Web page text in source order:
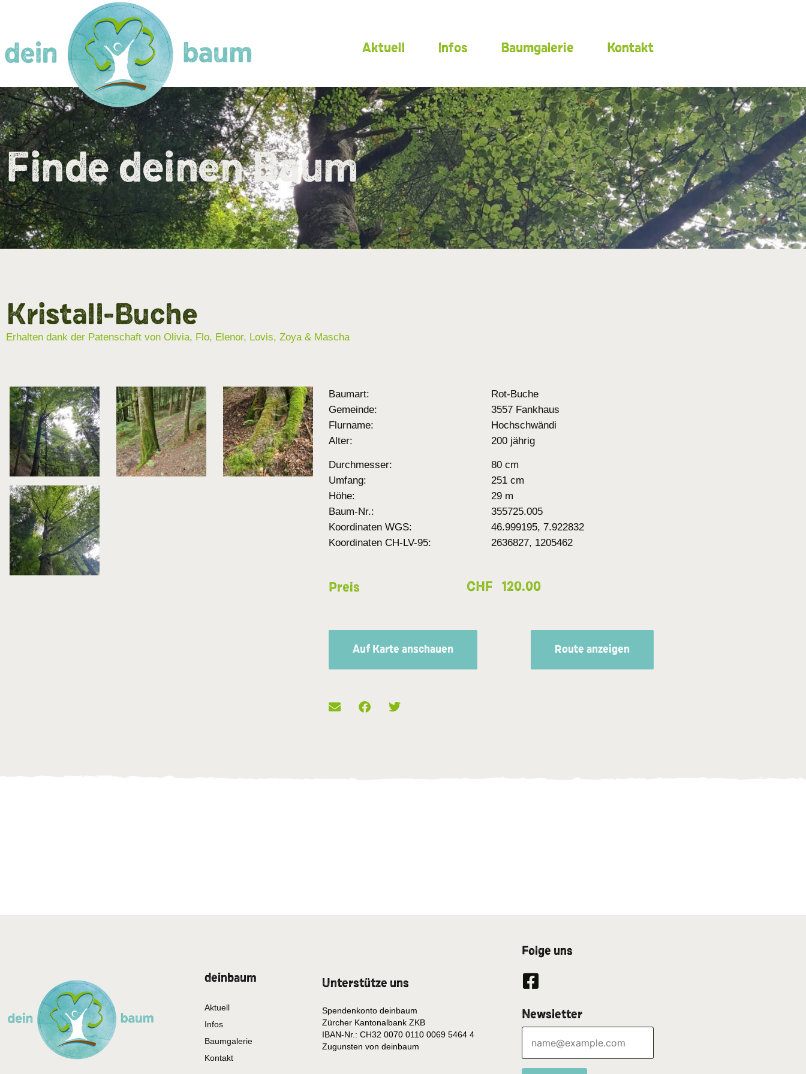
Aktuell Infos Baumgalerie Kontakt
Finde deinen Baum
Kristall-Buche
Erhalten dank der Patenschaft von Olivia, Flo, Elenor, Lovis, Zoya & Mascha
Baumart:
Rot-Buche
Gemeinde:
3557 Fankhaus
Flurname:
Hochschwändi
Alter:
200 jährig
Durchmesser:
80 cm
Umfang:
251 cm
Höhe:
29 m
Baum-Nr.:
355725.005
Koordinaten WGS:
46.999195, 7.922832
Koordinaten CH-LV-95:
2636827, 1205462
Preis CHF 120.00
Auf Karte anschauen Route anzeigen
deinbaum
Aktuell
Infos
Baumgalerie
Kontakt
Unterstütze uns
Spendenkonto deinbaum
Zürcher Kantonalbank ZKB
IBAN-Nr.: CH32 0070 0110 0069 5464 4
Zugunsten von deinbaum
Folge uns
Newsletter